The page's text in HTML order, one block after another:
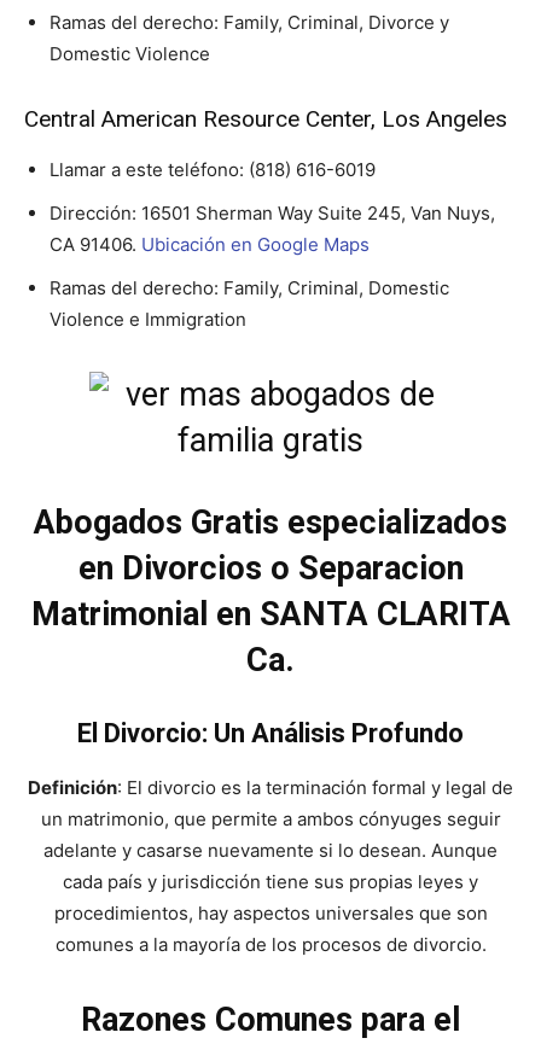
Ramas del derecho: Family, Criminal, Divorce y
Domestic Violence
Central American Resource Center, Los Angeles
Llamar a este teléfono: (818) 616-6019
Dirección: 16501 Sherman Way Suite 245, Van Nuys,
CA 91406. Ubicación en Google Maps
Ramas del derecho: Family, Criminal, Domestic
Violence e Immigration
Abogados Gratis especializados
en Divorcios o Separacion
Matrimonial en SANTA CLARITA
Ca.
El Divorcio: Un Análisis Profundo
Definición: El divorcio es la terminación formal y legal de
un matrimonio, que permite a ambos cónyuges seguir
adelante y casarse nuevamente si lo desean. Aunque
cada país y jurisdicción tiene sus propias leyes y
procedimientos, hay aspectos universales que son
comunes a la mayoría de los procesos de divorcio.
Razones Comunes para el